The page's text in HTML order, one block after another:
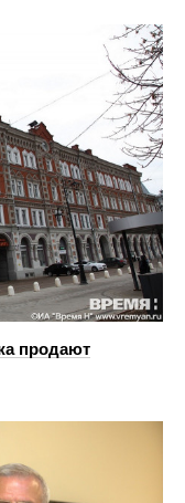
продают